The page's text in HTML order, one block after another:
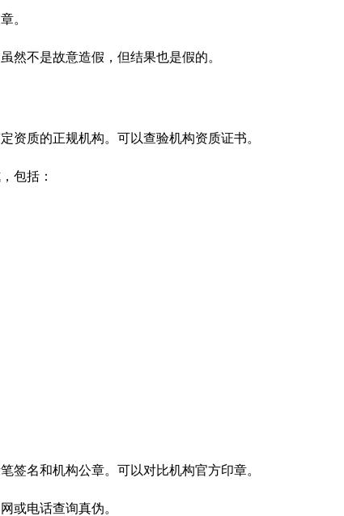
。
然不是故意造假，但结果也是假的。
资质的正规机构。可以查验机构资质证书。
包括：
签名和机构公章。可以对比机构官方印章。
或电话查询真伪。